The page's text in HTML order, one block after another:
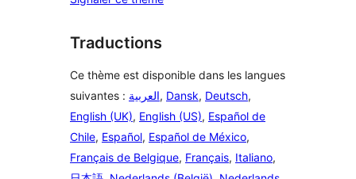
Traductions
Ce thème est disponible dans les langues
suivantes : العربية, Dansk, Deutsch,
English (UK), English (US), Español de
Chile, Español, Español de México,
Français de Belgique, Français, Italiano,